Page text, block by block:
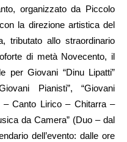
organizzato da Piccolo
la direzione artistica del
tributato allo straordinario
di metà Novecento, il
per Giovani “Dinu Lipatti”
Pianisti”, “Giovani
– Canto Lirico – Chitarra –
da Camera” (Duo – dal
dell’evento: dalle ore